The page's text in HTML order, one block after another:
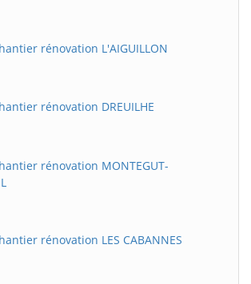
rénovation L'AIGUILLON
rénovation DREUILHE
rénovation MONTEGUT-
rénovation LES CABANNES